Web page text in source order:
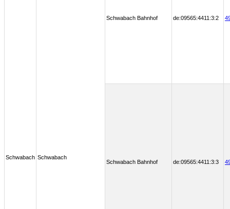
Schwabach Schwabach
Schwabach Bahnhof de:09565:4411:3:2
Schwabach Bahnhof de:09565:4411:3:3